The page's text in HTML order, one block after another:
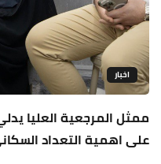
اخبار
ممثل المرجعية العليا
على اهمية التعداد